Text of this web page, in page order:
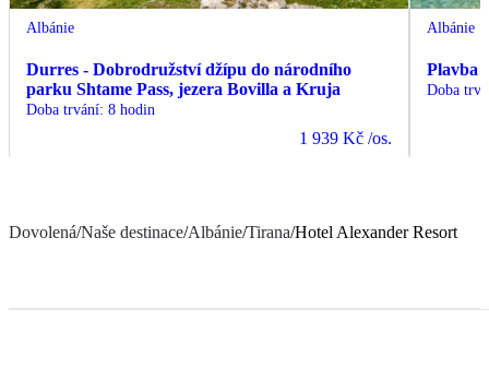
Albánie
Durres - Dobrodružství džípu do národního
parku Shtame Pass, jezera Bovilla a Kruja
Doba trvání: 8 hodin
1 939 Kč /os.
Albánie
Plavba
Doba
Dovolená/Naše destinace/Albánie/Tirana/Hotel Alexander Resort